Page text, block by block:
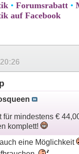
• Forumsrabatt •
auf Facebook
20:26
für mindestens €
komplett!
eine Möglichkeit